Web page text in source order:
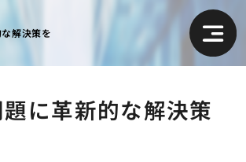
解決策を
に革新的な解決策